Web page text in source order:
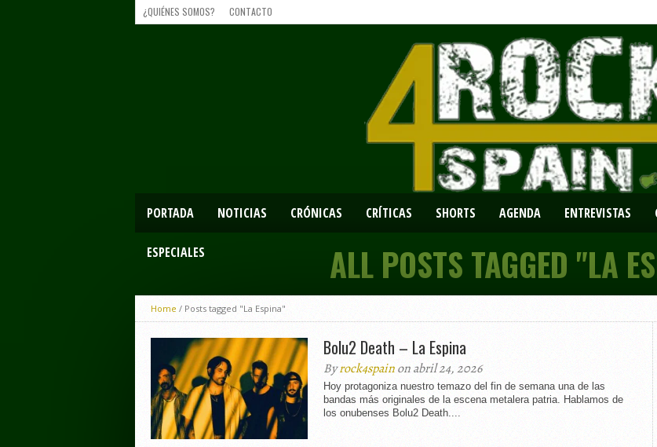
¿QUIÉNES SOMOS? CONTACTO
PORTADA NOTICIAS CRÓNICAS CRÍTICAS SHORTS AGENDA ENTREVISTAS
ESPECIALES ALL POSTS TAGGED "LA
Home / Posts tagged "La Espina"
Bolu2 Death – La Espina
Byrock4spainon abril 24, 2026
Hoy protagoniza nuestro temazo del fin de semana una de las
bandas más originales de la escena metalera patria. Hablamos de
los onubenses Bolu2 Death....